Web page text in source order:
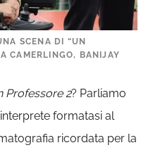
SCENA DI “UN
CAMERLINGO, BANIJAY
Professore 2? Parliamo
formatasi al
ricordata per la